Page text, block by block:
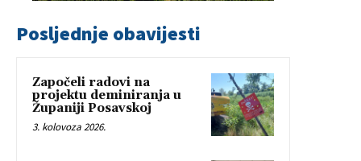
Posljednje obavijesti
Započeli radovi na
projektu deminiranja u
Županiji Posavskoj
3. kolovoza 2026.